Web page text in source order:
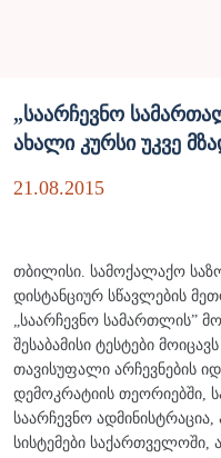
„საარჩევნო
ახალი კურსი უკვე
21.08.2015
თბილისი. სამოქალაქო
დისტანციურ სწავლების
„საარჩევნო სამართლის”
შესაბამისი ტესტები
თავისუფალი არჩევნების
დემოკრატიის თეორიებში,
საარჩევნო
სისტემები საქართველოში,